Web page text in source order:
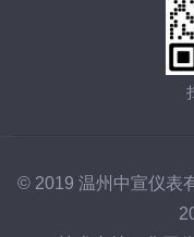
© 2019 温州中宣仪表